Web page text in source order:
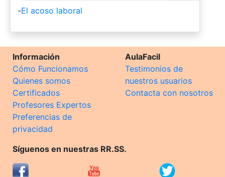
-El acoso laboral
Información
Cómo Funcionamos
Quienes somos
Certificados
Profesores Expertos
Preferencias de
privacidad
AulaFacil
Testimonios de
nuestros usuarios
Contacta con nosotros
Síguenos en nuestras RR.SS.